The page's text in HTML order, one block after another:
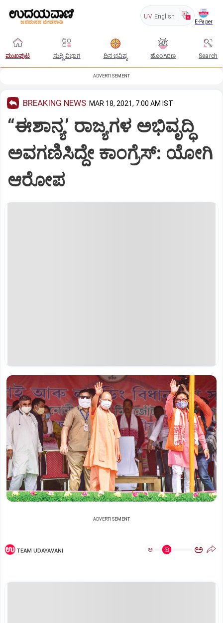
UV English
E-Paper
ಮುಖಪುಟ ಸುದ್ದಿ ವಿಭಾಗ ದಿನ ಭವಿಷ್ಯ ಹೊಂಗಿರಣ Search
ADVERTISEMENT
BREAKING NEWS MAR 18, 2021, 7:00 AM IST
“ಈಶಾನ್ಯ’ ರಾಜ್ಯಗಳ ಅಭಿವೃದ್ಧಿ
ಅವಗಣಿಸಿದ್ದೇ ಕಾಂಗ್ರೆಸ್‌: ಯೋಗಿ
ಆರೋಪ
ADVERTISEMENT
TEAM UDAYAVANI ಅ ಅ